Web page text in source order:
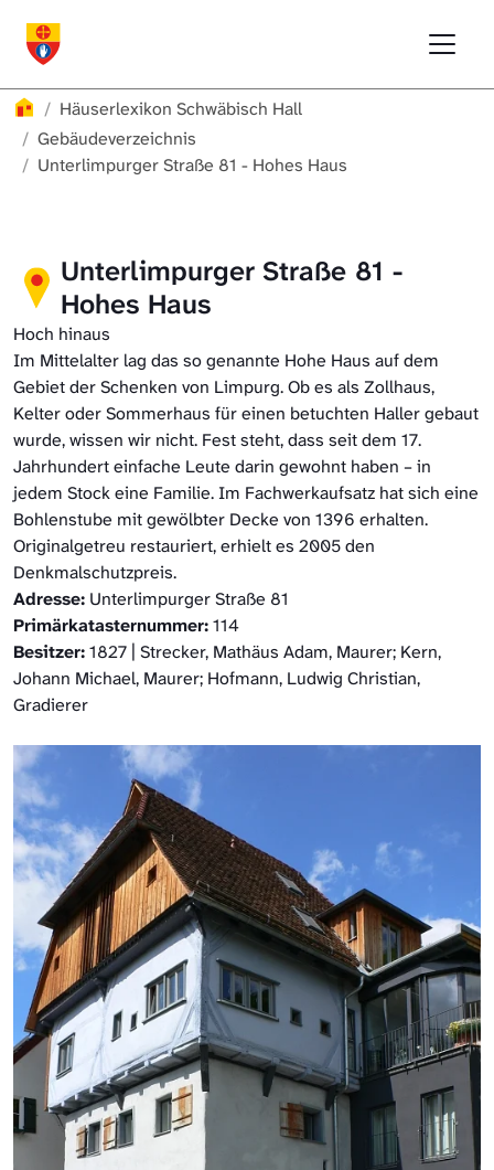
Häuserlexikon
Häuserlexikon Schwäbisch Hall
Gebäudeverzeichnis
Unterlimpurger Straße 81 - Hohes Haus
Unterlimpurger Straße 81 -
Hohes Haus
Hoch hinaus
Im Mittelalter lag das so genannte Hohe Haus auf dem
Gebiet der Schenken von Limpurg. Ob es als Zollhaus,
Kelter oder Sommerhaus für einen betuchten Haller gebaut
wurde, wissen wir nicht. Fest steht, dass seit dem 17.
Jahrhundert einfache Leute darin gewohnt haben – in
jedem Stock eine Familie. Im Fachwerkaufsatz hat sich eine
Bohlenstube mit gewölbter Decke von 1396 erhalten.
Originalgetreu restauriert, erhielt es 2005 den
Denkmalschutzpreis.
Adresse: Unterlimpurger Straße 81
Primärkatasternummer:114
Besitzer:1827 | Strecker, Mathäus Adam, Maurer; Kern,
Johann Michael, Maurer; Hofmann, Ludwig Christian,
Gradierer
Häuserlexikon SteinbachGebäudeverzeichnis